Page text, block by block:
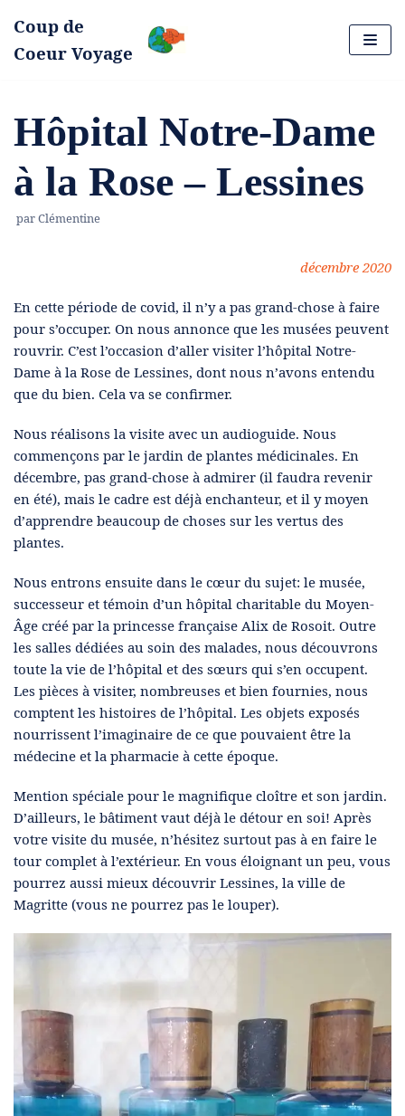
Aller
Coup de
Coeur Voyage
Hôpital Notre-Dame
à la Rose – Lessines
parClémentine
décembre 2020
En cette période de covid, il n’y a pas grand-chose à faire
pour s’occuper. On nous annonce que les musées peuvent
rouvrir. C’est l’occasion d’aller visiter l’hôpital Notre-
Dame à la Rose de Lessines, dont nous n’avons entendu
que du bien. Cela va se confirmer.
Nous réalisons la visite avec un audioguide. Nous
commençons par le jardin de plantes médicinales. En
décembre, pas grand-chose à admirer (il faudra revenir
en été), mais le cadre est déjà enchanteur, et il y moyen
d’apprendre beaucoup de choses sur les vertus des
plantes.
Nous entrons ensuite dans le cœur du sujet: le musée,
successeur et témoin d’un hôpital charitable du Moyen-
Âge créé par la princesse française Alix de Rosoit. Outre
les salles dédiées au soin des malades, nous découvrons
toute la vie de l’hôpital et des sœurs qui s’en occupent.
Les pièces à visiter, nombreuses et bien fournies, nous
comptent les histoires de l’hôpital. Les objets exposés
nourrissent l’imaginaire de ce que pouvaient être la
médecine et la pharmacie à cette époque.
Mention spéciale pour le magnifique cloître et son jardin.
D’ailleurs, le bâtiment vaut déjà le détour en soi! Après
votre visite du musée, n’hésitez surtout pas à en faire le
tour complet à l’extérieur. En vous éloignant un peu, vous
pourrez aussi mieux découvrir Lessines, la ville de
Magritte (vous ne pourrez pas le louper).